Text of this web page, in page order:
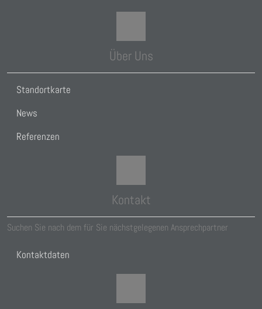
Über Uns
Standortkarte
News
Referenzen
Kontakt
Suchen Sie nach dem für Sie nächstgelegenen Ansprechpartner
Kontaktdaten